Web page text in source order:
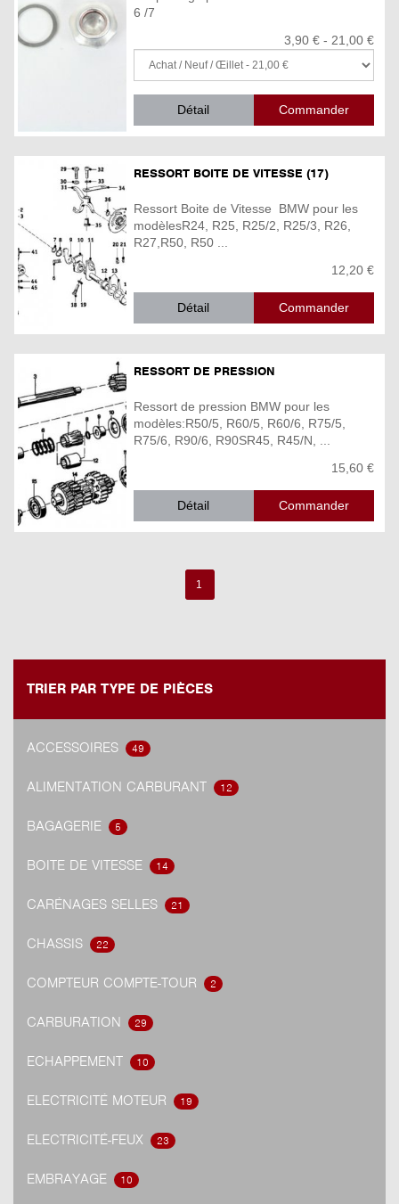
6 /7
3,90 € - 21,00 €
Détail
RESSORT BOITE DE VITESSE (17)
Ressort Boite de Vitesse BMW pour les
modèlesR24, R25, R25/2, R25/3, R26,
R27,R50, R50 ...
12,20 €
Détail
RESSORT DE PRESSION
Ressort de pression BMW pour les
modèles:R50/5, R60/5, R60/6, R75/5,
R75/6, R90/6, R90SR45, R45/N, ...
15,60 €
Détail
1
TRIER PAR TYPE DE PIÈCES
ACCESSOIRES 49
ALIMENTATION CARBURANT 12
BAGAGERIE 5
BOITE DE VITESSE 14
CARÉNAGES SELLES 21
CHASSIS 22
COMPTEUR COMPTE-TOUR 2
CARBURATION 29
ECHAPPEMENT 10
ELECTRICITÉ MOTEUR 19
ELECTRICITÉ-FEUX 23
EMBRAYAGE 10